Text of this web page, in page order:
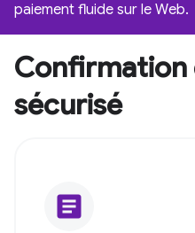
paiement fluide sur le Web.
Confirmation
sécurisé
article